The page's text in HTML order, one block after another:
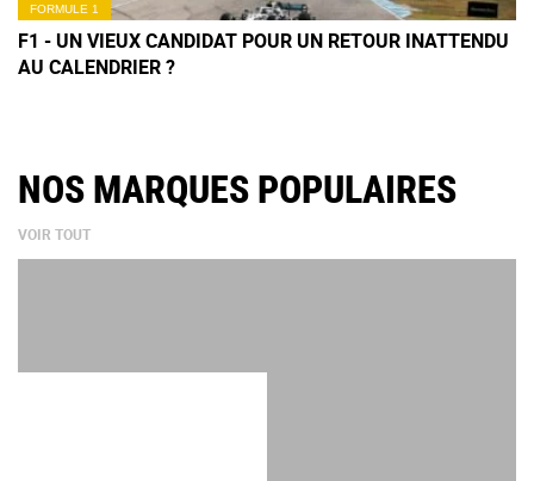
FORMULE 1
F1 - UN VIEUX CANDIDAT POUR UN RETOUR INATTENDU
AU CALENDRIER ?
NOS MARQUES POPULAIRES
VOIR TOUT